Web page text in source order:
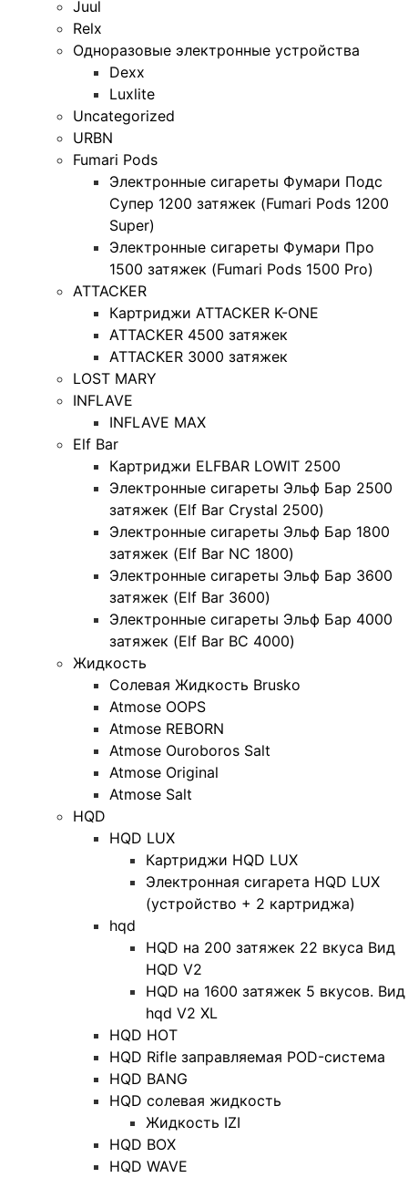
Juul
Relx
Одноразовые электронные устройства
Dexx
Luxlite
Uncategorized
URBN
Fumari Pods
Электронные сигареты Фумари Подс
Супер 1200 затяжек (Fumari Pods 1200
Super)
Электронные сигареты Фумари Про
1500 затяжек (Fumari Pods 1500 Pro)
ATTACKER
Картриджи ATTACKER K-ONE
ATTACKER 4500 затяжек
ATTACKER 3000 затяжек
LOST MARY
INFLAVE
INFLAVE MAX
Elf Bar
Картриджи ELFBAR LOWIT 2500
Электронные сигареты Эльф Бар 2500
затяжек (Elf Bar Crystal 2500)
Электронные сигареты Эльф Бар 1800
затяжек (Elf Bar NC 1800)
Электронные сигареты Эльф Бар 3600
затяжек (Elf Bar 3600)
Электронные сигареты Эльф Бар 4000
затяжек (Elf Bar BC 4000)
Жидкость
Солевая Жидкость Brusko
Atmose OOPS
Atmose REBORN
Atmose Ouroboros Salt
Atmose Original
Atmose Salt
HQD
HQD LUX
Картриджи HQD LUX
Электронная сигарета HQD LUX
(устройство + 2 картриджа)
hqd
HQD на 200 затяжек 22 вкуса Вид
HQD V2
HQD на 1600 затяжек 5 вкусов. Вид
hqd V2 XL
HQD HOT
HQD Rifle заправляемая POD-система
HQD BANG
HQD солевая жидкость
Жидкость IZI
HQD BOX
HQD WAVE